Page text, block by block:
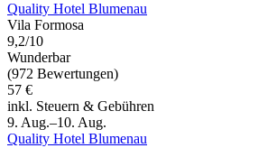
Quality Hotel Blumenau
Vila Formosa
9,2/10
Wunderbar
(972 Bewertungen)
57 €
inkl. Steuern & Gebühren
9. Aug.–10. Aug.
Quality Hotel Blumenau